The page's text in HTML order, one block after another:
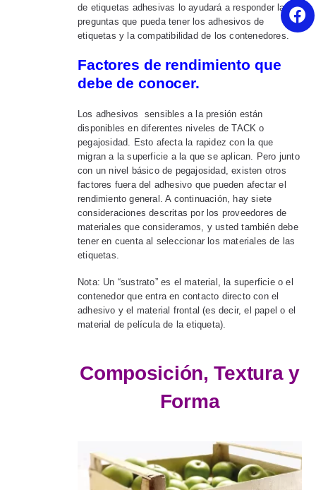
de etiquetas adhesivas lo ayudará a responder las
preguntas que pueda tener los adhesivos de
etiquetas y la compatibilidad de los contenedores.
Factores de rendimiento que
debe de conocer.
Los adhesivos sensibles a la presión están
disponibles en diferentes niveles de TACK o
pegajosidad. Esto afecta la rapidez con la que
migran a la superficie a la que se aplican. Pero junto
con un nivel básico de pegajosidad, existen otros
factores fuera del adhesivo que pueden afectar el
rendimiento general. A continuación, hay siete
consideraciones descritas por los proveedores de
materiales que consideramos, y usted también debe
tener en cuenta al seleccionar los materiales de las
etiquetas.
Nota: Un “sustrato” es el material, la superficie o el
contenedor que entra en contacto directo con el
adhesivo y el material frontal (es decir, el papel o el
material de película de la etiqueta).
Composición, Textura y
Forma